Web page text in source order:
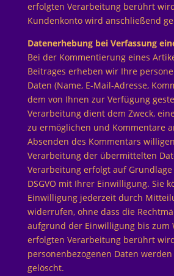
erfolgten Verarbeitung berührt
Kundenkonto wird anschließend
Datenerhebung bei Verfassung
Bei der Kommentierung eines
Beitrages erheben wir Ihre
Daten (Name, E-Mail-Adresse,
dem von Ihnen zur Verfügung
Verarbeitung dient dem Zweck,
zu ermöglichen und Kommentare
Absenden des Kommentars
Verarbeitung der übermittelten
Verarbeitung erfolgt auf Grundlage
DSGVO mit Ihrer Einwilligung. Sie
Einwilligung jederzeit durch
widerrufen, ohne dass die
aufgrund der Einwilligung bis zum
erfolgten Verarbeitung berührt
personenbezogenen Daten
gelöscht.